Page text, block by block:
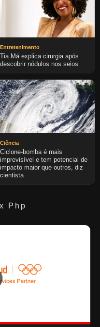
Entretenimento
Tia Má explica cirurgia após
descobrir nódulos nos seios
Ciência
Ciclone-bomba é mais
imprevisível e tem potencial de
impacto maior que outros, diz
cientista
Php